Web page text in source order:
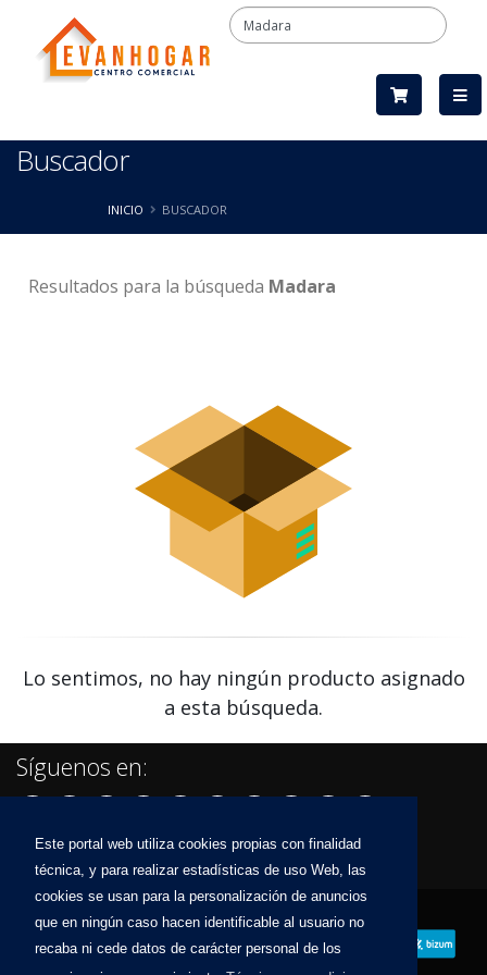
Este portal web utiliza cookies propias con finalidad
técnica, y para realizar estadísticas de uso Web, las
cookies se usan para la personalización de anuncios
que en ningún caso hacen identificable al usuario no
recaba ni cede datos de carácter personal de los
Buscador
INICIO BUSCADOR
Resultados para la búsqueda Madara
Lo sentimos, no hay ningún producto asignado
a esta búsqueda.
Síguenos en: